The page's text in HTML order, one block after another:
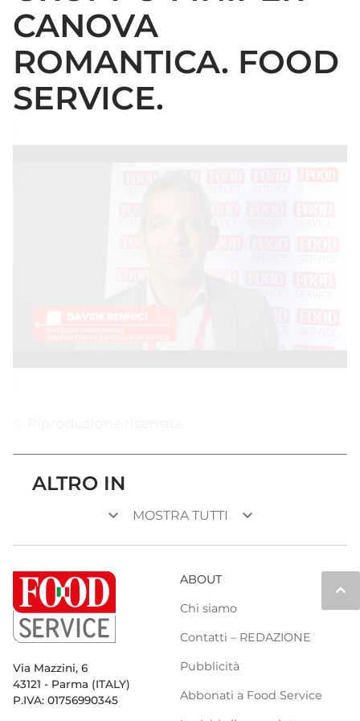
CANOVA
ROMANTICA. FOOD
SERVICE.
ALTRO IN
keyboard_arrow_down MOSTRA TUTTI keyboard_arrow_down
keyboard_arrow_up
Via Mazzini, 6
43121 - Parma (ITALY)
P.IVA: 01756990345
ABOUT
Chi siamo
Contatti – REDAZIONE
Pubblicità
Abbonati a Food Service